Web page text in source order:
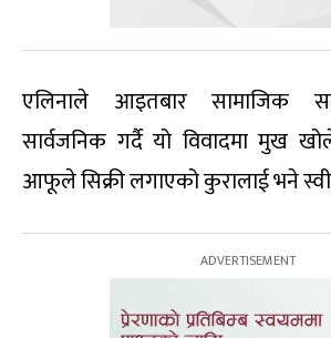
एलिनाले आइतबार सामाजिक
सार्वजनिक गर्दै यो विवादमा मुख
आफूले सिक्री लगाएको कुरालाई भने